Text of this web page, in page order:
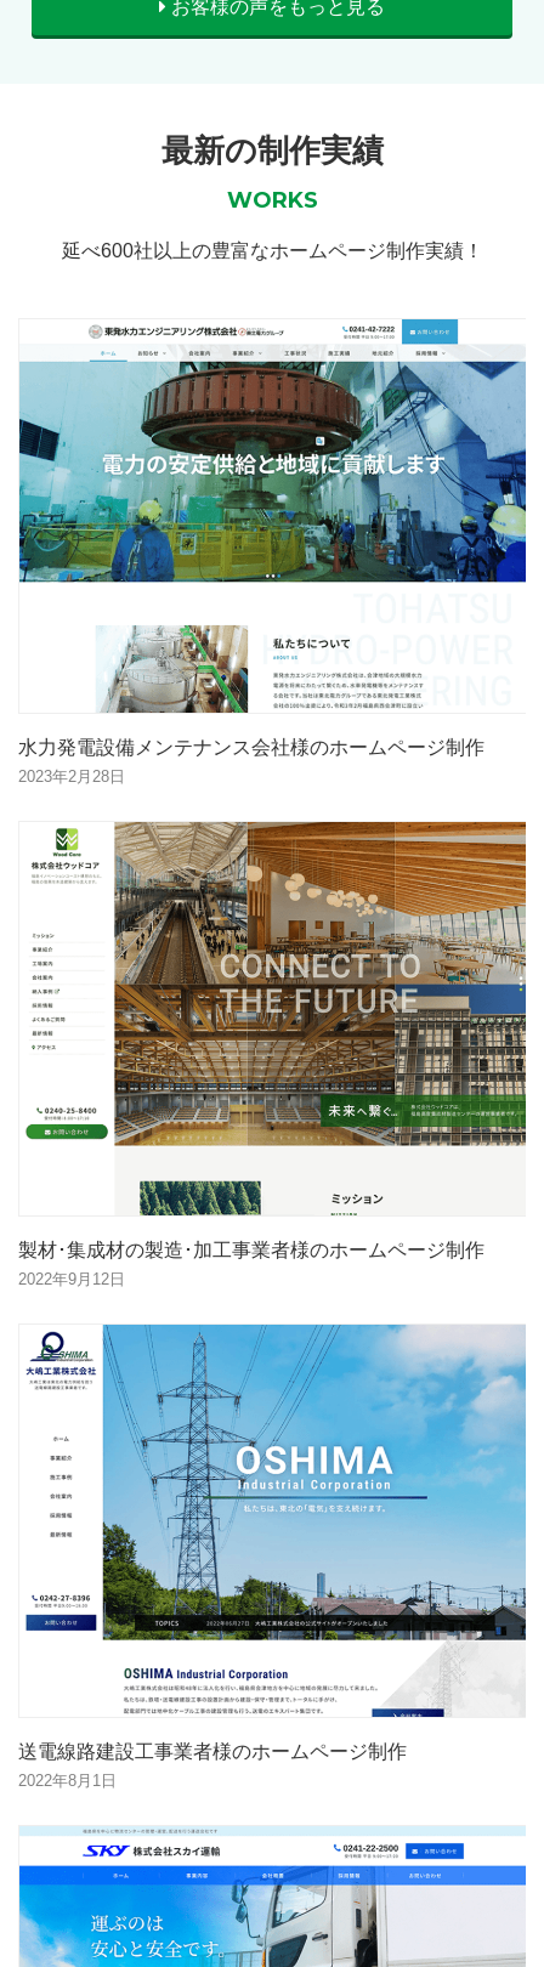
お客様の声をもっと見る
最新の制作実績
WORKS
延べ600社以上の豊富なホームページ制作実績！
水力発電設備メンテナンス会社様のホームページ制作
2023年2月28日
製材･集成材の製造･加工事業者様のホームページ制作
2022年9月12日
送電線路建設工事業者様のホームページ制作
2022年8月1日